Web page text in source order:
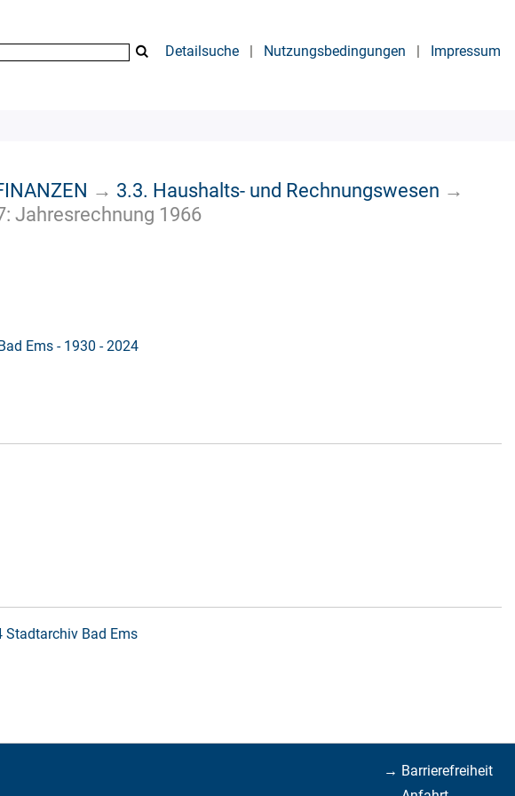
Detailsuche | Nutzungsbedingungen | Impressum
→ 3.3. Haushalts- und Rechnungswesen →
Jahresrechnung 1966
Ems - 1930 - 2024
Stadtarchiv Bad Ems
→ Barrierefreiheit